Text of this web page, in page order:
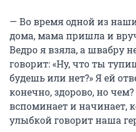
— Во время одной из
дома, мама пришла и
Ведро я взяла, а швабру
говорит: «Ну, что ты
будешь или нет?» Я ей
конечно, здорово, но
вспоминает и начинает,
улыбкой говорит наша